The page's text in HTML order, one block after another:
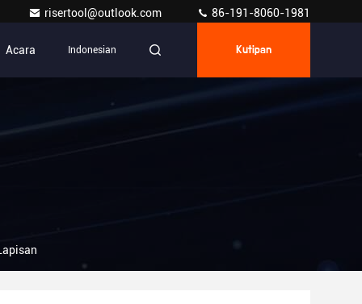
risertool@outlook.com 86-191-8060-1981
Acara Indonesian Kutipan